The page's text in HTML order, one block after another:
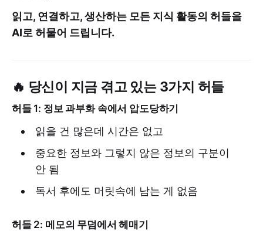
읽고, 연결하고, 생산하는 모든 지식 활동의 허들을
AI로 허물어 드립니다.
🔥 당신이 지금 겪고 있는 3가지 허들
허들 1: 정보 과부화 속에서 압도당하기
읽을 건 많은데 시간은 없고
중요한 정보와 그렇지 않은 정보의 구분이
안 됨
독서 후에도 머릿속에 남는 게 없음
허들 2: 메모의 무덤에서 헤매기